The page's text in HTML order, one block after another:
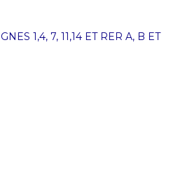
1,4, 7, 11,14 ET RER A, B ET